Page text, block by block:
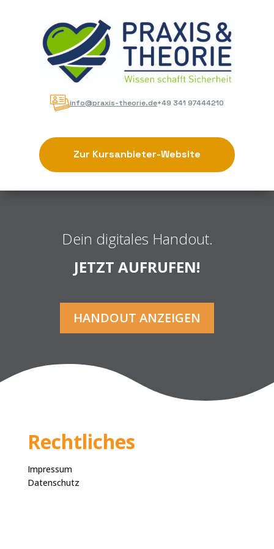
info@praxis-theorie.de+49 341 97444210
Zur Kursanbieter-Website
Dein digitales Handout.
JETZT AUFRUFEN!
HANDOUT ANZEIGEN
Rechtliches
Impressum
Datenschutz